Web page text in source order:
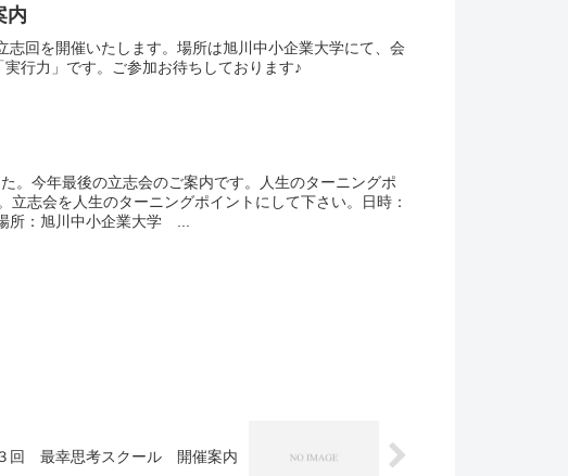
内
志回を開催いたします。場所は旭川中小企業大学にて、会
行力」です。ご参加お待ちしております♪
。今年最後の立志会のご案内です。人生のターニングポ
立志会を人生のターニングポイントにして下さい。日時：
所：旭川中小企業大学 ...
回 最幸思考スクール 開催案内